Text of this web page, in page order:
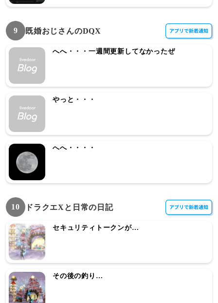
9 既婚おじさんのDQX
へへ・・・一週間更新してなかったぜ
やっと・・・
へへ・・・・
10 ドラクエXと日常の日記
セキュリティトークンが…
その後の釣り…